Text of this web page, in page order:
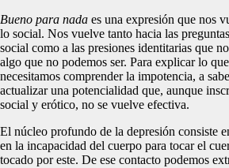
Bueno para nada es una expresión que nos
lo social. Nos vuelve tanto hacia las
social como a las presiones identitarias que
algo que no podemos ser. Para explicar lo
necesitamos comprender la impotencia, a
actualizar una potencialidad que, aunque
social y erótico, no se vuelve efectiva.
El núcleo profundo de la depresión consiste
en la incapacidad del cuerpo para tocar el
tocado por este. De ese contacto podemos